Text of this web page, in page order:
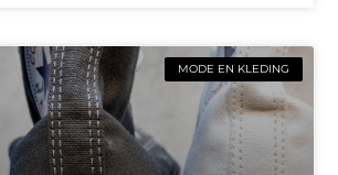
MODE EN KLEDING